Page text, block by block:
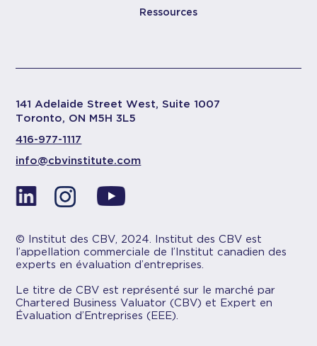
Ressources
141 Adelaide Street West, Suite 1007
Toronto, ON M5H 3L5
416-977-1117
info@cbvinstitute.com
© Institut des CBV, 2024. Institut des CBV est
l’appellation commerciale de l’Institut canadien des
experts en évaluation d’entreprises.
Le titre de CBV est représenté sur le marché par
Chartered Business Valuator (CBV) et Expert en
Évaluation d’Entreprises (EEE).